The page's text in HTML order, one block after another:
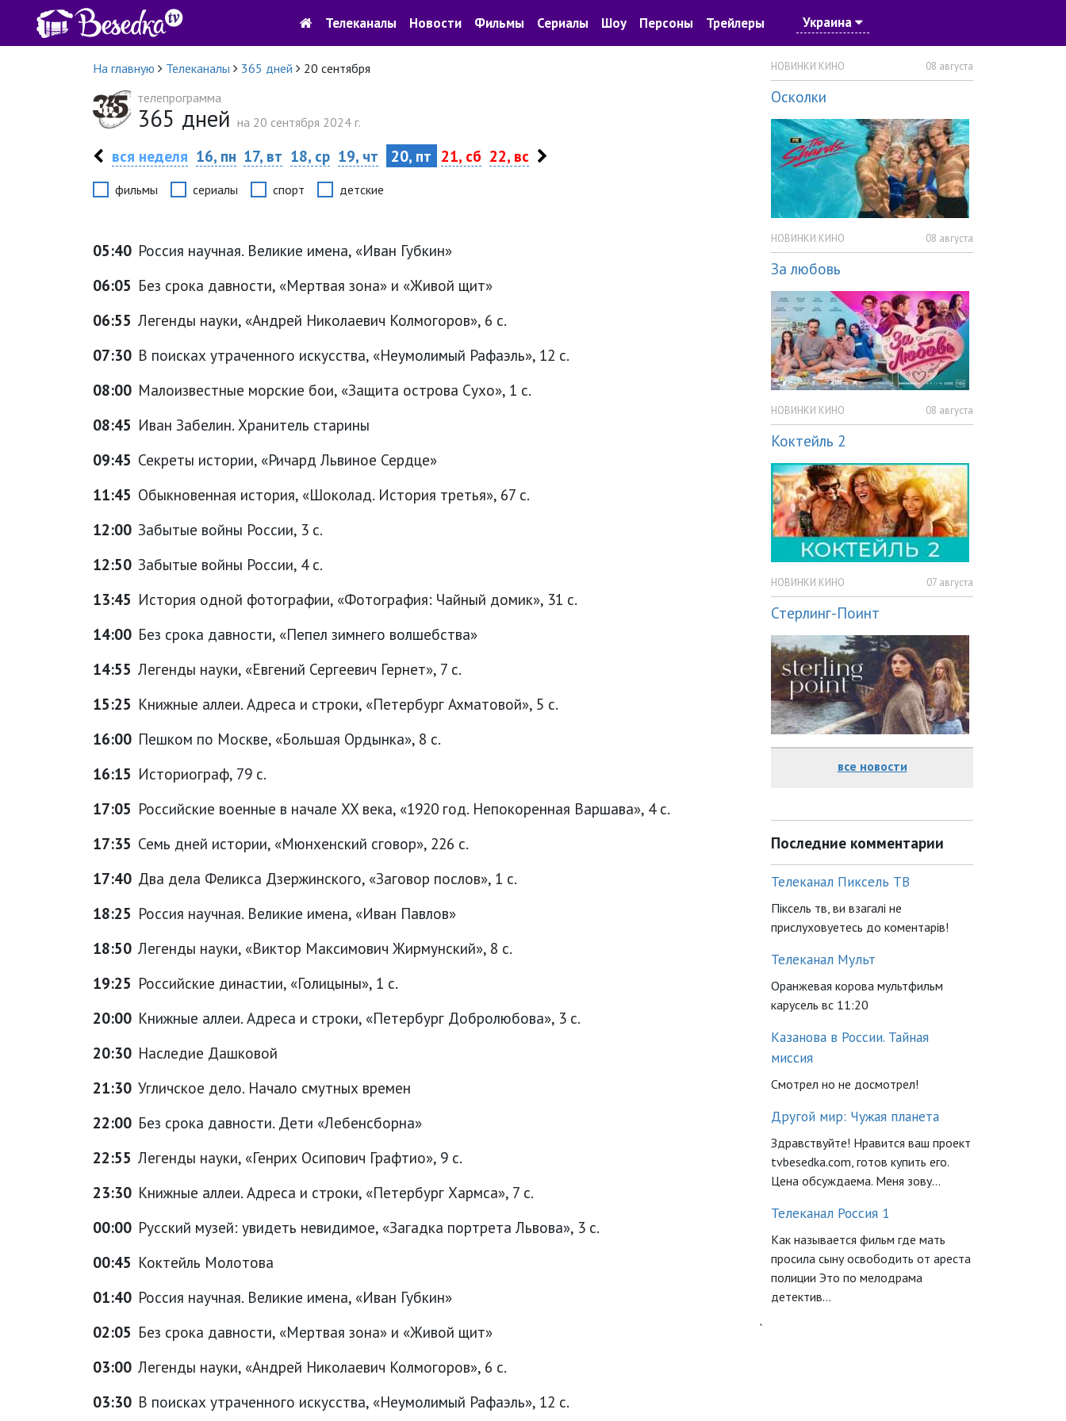
Телеканалы Новости Фильмы Сериалы Шоу Персоны Трейлеры Украина
На главную Телеканалы 365 дней
20 сентября
телепрограмма
365 дней на 20 сентября 2024 г.
вся неделя 16, пн 17, вт 18, ср 19, чт 20, пт 21, сб 22, вс
фильмы сериалы спорт детские
05:40 Россия научная. Великие имена, «Иван Губкин»
06:05 Без срока давности, «Мертвая зона» и «Живой щит»
06:55 Легенды науки, «Андрей Николаевич Колмогоров», 6 с.
07:30 В поисках утраченного искусства, «Неумолимый Рафаэль», 12 с.
08:00 Малоизвестные морские бои, «Защита острова Сухо», 1 с.
08:45 Иван Забелин. Хранитель старины
09:45 Секреты истории, «Ричард Львиное Сердце»
11:45 Обыкновенная история, «Шоколад. История третья», 67 с.
12:00 Забытые войны России, 3 с.
12:50 Забытые войны России, 4 с.
13:45 История одной фотографии, «Фотография: Чайный домик», 31 с.
14:00 Без срока давности, «Пепел зимнего волшебства»
14:55 Легенды науки, «Евгений Сергеевич Гернет», 7 с.
15:25 Книжные аллеи. Адреса и строки, «Петербург Ахматовой», 5 с.
16:00 Пешком по Москве, «Большая Ордынка», 8 с.
16:15 Историограф, 79 с.
17:05 Российские военные в начале XX века, «1920 год. Непокоренная Варшава», 4 с.
17:35 Семь дней истории, «Мюнхенский сговор», 226 с.
17:40 Два дела Феликса Дзержинского, «Заговор послов», 1 с.
18:25 Россия научная. Великие имена, «Иван Павлов»
18:50 Легенды науки, «Виктор Максимович Жирмунский», 8 с.
19:25 Российские династии, «Голицыны», 1 с.
20:00 Книжные аллеи. Адреса и строки, «Петербург Добролюбова», 3 с.
20:30 Наследие Дашковой
21:30 Угличское дело. Начало смутных времен
22:00 Без срока давности. Дети «Лебенсборна»
22:55 Легенды науки, «Генрих Осипович Графтио», 9 с.
23:30 Книжные аллеи. Адреса и строки, «Петербург Хармса», 7 с.
00:00 Русский музей: увидеть невидимое, «Загадка портрета Львова», 3 с.
00:45 Коктейль Молотова
01:40 Россия научная. Великие имена, «Иван Губкин»
02:05 Без срока давности, «Мертвая зона» и «Живой щит»
03:00 Легенды науки, «Андрей Николаевич Колмогоров», 6 с.
03:30 В поисках утраченного искусства, «Неумолимый Рафаэль», 12 с.
НОВИНКИ КИНО 08 августа
Осколки
НОВИНКИ КИНО 08 августа
За любовь
НОВИНКИ КИНО 08 августа
Коктейль 2
НОВИНКИ КИНО 07 августа
Стерлинг-Поинт
все новости
Последние комментарии
Телеканал Пиксель ТВ
Піксель тв, ви взагалі не
прислуховуетесь до коментарів!
Телеканал Мульт
Оранжевая корова мультфильм
карусель вс 11:20
Казанова в России. Тайная
миссия
Смотрел но не досмотрел!
Другой мир: Чужая планета
Здравствуйте! Нравится ваш проект
tvbesedka.com, готов купить его.
Цена обсуждаема. Меня зову...
Телеканал Россия 1
Как называется фильм где мать
просила сыну освободить от ареста
полиции Это по мелодрама
детектив...
`